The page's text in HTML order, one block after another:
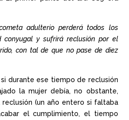
adulterio perderá todos los
conyugal y sufrirá reclusión por el
con tal de que no pase de diez
si durante ese tiempo de reclusión
la mujer debía, no obstante,
(un año entero si faltaba
el cumplimiento, el tiempo